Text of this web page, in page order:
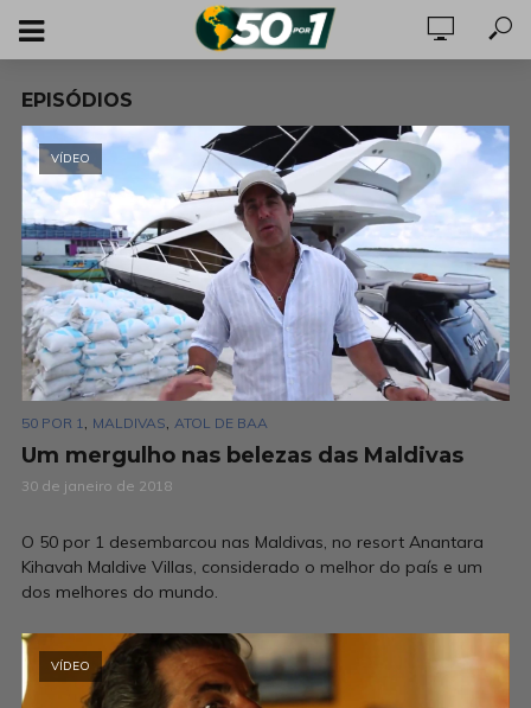
EPISÓDIOS
VÍDEO
50 POR 1, MALDIVAS, ATOL DE BAA
Um mergulho nas belezas das Maldivas
30 de janeiro de 2018
O 50 por 1 desembarcou nas Maldivas, no resort Anantara
Kihavah Maldive Villas, considerado o melhor do país e um
dos melhores do mundo.
VÍDEO